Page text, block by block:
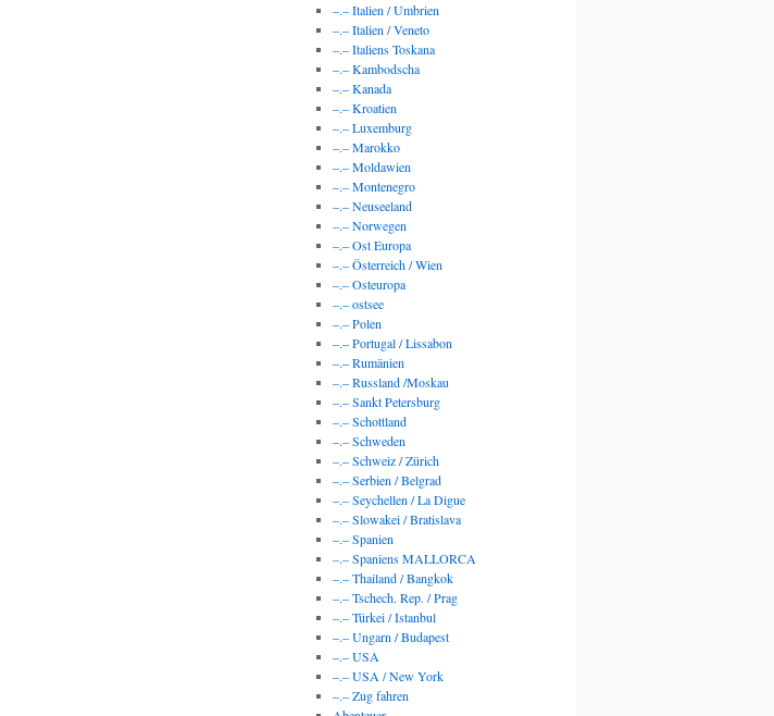
–.– Italien / Umbrien
–.– Italien / Veneto
–.– Italiens Toskana
–.– Kambodscha
–.– Kanada
–.– Kroatien
–.– Luxemburg
–.– Marokko
–.– Moldawien
–.– Montenegro
–.– Neuseeland
–.– Norwegen
–.– Ost Europa
–.– Österreich / Wien
–.– Osteuropa
–.– ostsee
–.– Polen
–.– Portugal / Lissabon
–.– Rumänien
–.– Russland /Moskau
–.– Sankt Petersburg
–.– Schottland
–.– Schweden
–.– Schweiz / Zürich
–.– Serbien / Belgrad
–.– Seychellen / La Digue
–.– Slowakei / Bratislava
–.– Spanien
–.– Spaniens MALLORCA
–.– Thailand / Bangkok
–.– Tschech. Rep. / Prag
–.– Türkei / Istanbul
–.– Ungarn / Budapest
–.– USA
–.– USA / New York
–.– Zug fahren